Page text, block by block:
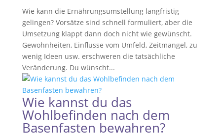
Wie kann die Ernährungsumstellung langfristig
gelingen? Vorsätze sind schnell formuliert, aber die
Umsetzung klappt dann doch nicht wie gewünscht.
Gewohnheiten, Einflüsse vom Umfeld, Zeitmangel, zu
wenig Ideen usw. erschweren die tatsächliche
Veränderung. Du wünscht...
Wie kannst du das
Wohlbefinden nach dem
Basenfasten bewahren?